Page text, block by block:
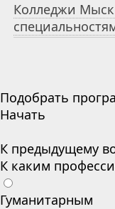
Колледжи
Подобрать
Начать
К предыдущему
К каким
Гуманитарным